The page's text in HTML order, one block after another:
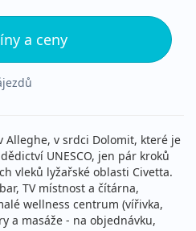
a ceny
Alleghe, v srdci Dolomit, které je
UNESCO, jen pár kroků
vleků lyžařské oblasti Civetta.
TV místnost a čítárna,
wellness centrum (vířivka,
a masáže - na objednávku,